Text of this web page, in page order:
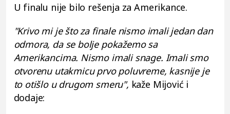
U finalu nije bilo rešenja za Amerikance.
"Krivo mi je što za finale nismo imali jedan dan
odmora, da se bolje pokažemo sa
Amerikancima. Nismo imali snage. Imali smo
otvorenu utakmicu prvo poluvreme, kasnije je
to otišlo u drugom smeru", kaže Mijović i
dodaje: